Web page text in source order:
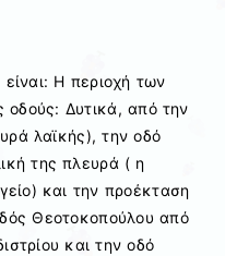
H περιοχή των
οδούς: Δυτικά, από την
λαϊκής), την οδό
της πλευρά ( η
και την προέκταση
Θεοτοκοπούλου από
και την οδό